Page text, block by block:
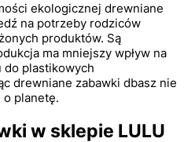
ekologicznej drewniane
na potrzeby rodziców
produktów. Są
ma mniejszy wpływ na
plastikowych
drewniane zabawki dbasz nie
planetę.
w sklepie LULU